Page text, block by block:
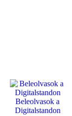
Beleolvasok a
Digitalstandon